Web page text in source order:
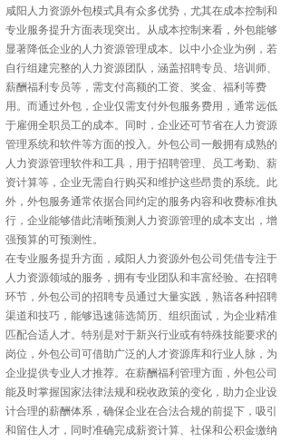
咸阳人力资源外包模式具有众多优势，尤其在成本控制和
专业服务提升方面表现突出。从成本控制来看，外包能够
显著降低企业的人力资源管理成本。以中小企业为例，若
自行组建完整的人力资源团队，涵盖招聘专员、培训师、
薪酬福利专员等，需支付高额的工资、奖金、福利等费
用。而通过外包，企业仅需支付外包服务费用，通常远低
于雇佣全职员工的成本。同时，企业还可节省在人力资源
管理系统和软件等方面的投入。外包公司一般拥有成熟的
人力资源管理软件和工具，用于招聘管理、员工考勤、薪
资计算等，企业无需自行购买和维护这些昂贵的系统。此
外，外包服务通常依据合同约定的服务内容和收费标准执
行，企业能够借此清晰预测人力资源管理的成本支出，增
强预算的可预测性。
在专业服务提升方面，咸阳人力资源外包公司凭借专注于
人力资源领域的服务，拥有专业团队和丰富经验。在招聘
环节，外包公司的招聘专员通过大量实践，熟谙各种招聘
渠道和技巧，能够迅速筛选简历、组织面试，为企业精准
匹配合适人才。特别是对于新兴行业或有特殊技能要求的
岗位，外包公司可借助广泛的人才资源库和行业人脉，为
企业提供专业人才推荐。在薪酬福利管理方面，外包公司
能及时掌握国家法律法规和税收政策的变化，助力企业设
计合理的薪酬体系，确保企业在合法合规的前提下，吸引
和留住人才，同时准确完成薪资计算、社保和公积金缴纳